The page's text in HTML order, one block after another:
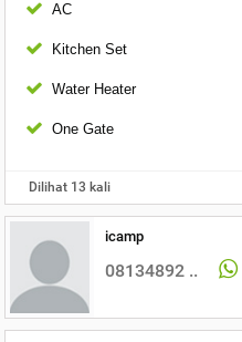
AC
Kitchen Set
Water Heater
One Gate
Dilihat 13 kali
icamp
08134892 ..